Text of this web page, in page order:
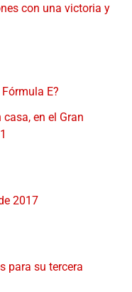
con una victoria y
E?
en el Gran
2017
para su tercera